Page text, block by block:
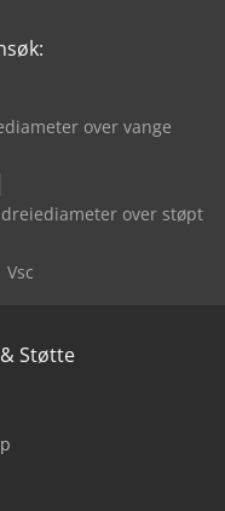
over vange
over støpt
Vsc
Støtte